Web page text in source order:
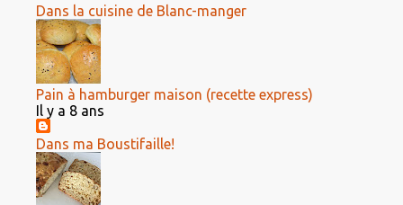
Dans la cuisine de Blanc-manger
Pain à hamburger maison (recette express)
Il y a 8 ans
Dans ma Boustifaille!